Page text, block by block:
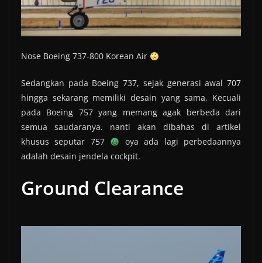
Nose Boeing 737-800 Korean Air
Sedangkan pada Boeing 737, sejak generasi awal 707
hingga sekarang memiliki desain yang sama, Kecuali
pada Boeing 757 yang memang agak berbeda dari
semua saudaranya. nanti akan dibahas di artikel
khusus seputar 757
oya ada lagi perbedaannya
adalah desain jendela cockpit.
Ground Clearance